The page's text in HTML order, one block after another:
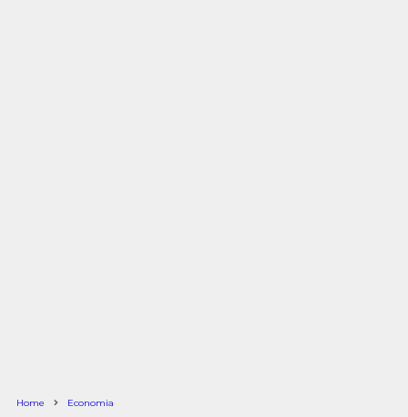
Home Economia